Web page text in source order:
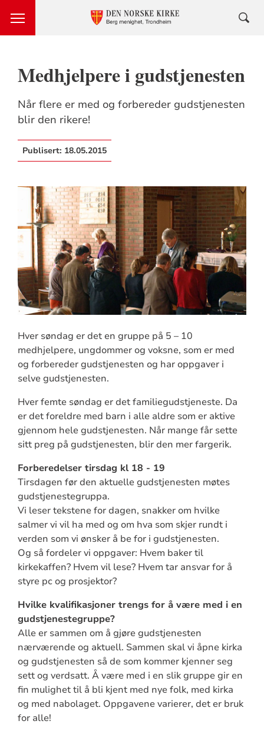
Medhjelpere i gudstjenesten
Når flere er med og forbereder gudstjenesten
blir den rikere!
Publisert: 18.05.2015
Hver søndag er det en gruppe på 5 – 10
medhjelpere, ungdommer og voksne, som er med
og forbereder gudstjenesten og har oppgaver i
selve gudstjenesten.
Hver femte søndag er det familiegudstjeneste. Da
er det foreldre med barn i alle aldre som er aktive
gjennom hele gudstjenesten. Når mange får sette
sitt preg på gudstjenesten, blir den mer fargerik.
Forberedelser tirsdag kl 18 - 19
Tirsdagen før den aktuelle gudstjenesten møtes
gudstjenestegruppa.
Vi leser tekstene for dagen, snakker om hvilke
salmer vi vil ha med og om hva som skjer rundt i
verden som vi ønsker å be for i gudstjenesten.
Og så fordeler vi oppgaver: Hvem baker til
kirkekaffen? Hvem vil lese? Hvem tar ansvar for å
styre pc og prosjektor?
Hvilke kvalifikasjoner trengs for å være med i en
gudstjenestegruppe?
Alle er sammen om å gjøre gudstjenesten
nærværende og aktuell. Sammen skal vi åpne kirka
og gudstjenesten så de som kommer kjenner seg
sett og verdsatt. Å være med i en slik gruppe gir en
fin mulighet til å bli kjent med nye folk, med kirka
og med nabolaget. Oppgavene varierer, det er bruk
for alle!